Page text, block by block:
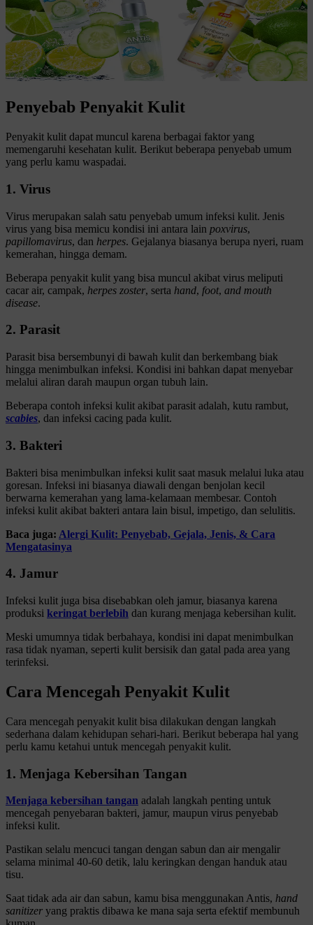
Penyebab Penyakit Kulit
Penyakit kulit dapat muncul karena berbagai faktor yang
memengaruhi kesehatan kulit. Berikut beberapa penyebab umum
yang perlu kamu waspadai.
1. Virus
Virus merupakan salah satu penyebab umum infeksi kulit. Jenis
virus yang bisa memicu kondisi ini antara lain poxvirus,
papillomavirus, dan herpes. Gejalanya biasanya berupa nyeri, ruam
kemerahan, hingga demam.
Beberapa penyakit kulit yang bisa muncul akibat virus meliputi
cacar air, campak, herpes zoster, serta hand, foot, and mouth
disease.
2. Parasit
Parasit bisa bersembunyi di bawah kulit dan berkembang biak
hingga menimbulkan infeksi. Kondisi ini bahkan dapat menyebar
melalui aliran darah maupun organ tubuh lain.
Beberapa contoh infeksi kulit akibat parasit adalah, kutu rambut,
scabies, dan infeksi cacing pada kulit.
3. Bakteri
Bakteri bisa menimbulkan infeksi kulit saat masuk melalui luka atau
goresan. Infeksi ini biasanya diawali dengan benjolan kecil
berwarna kemerahan yang lama-kelamaan membesar. Contoh
infeksi kulit akibat bakteri antara lain bisul, impetigo, dan selulitis.
Baca juga: Alergi Kulit: Penyebab, Gejala, Jenis, & Cara
Mengatasinya
4. Jamur
Infeksi kulit juga bisa disebabkan oleh jamur, biasanya karena
produksi keringat berlebih dan kurang menjaga kebersihan kulit.
Meski umumnya tidak berbahaya, kondisi ini dapat menimbulkan
rasa tidak nyaman, seperti kulit bersisik dan gatal pada area yang
terinfeksi.
Cara Mencegah Penyakit Kulit
Cara mencegah penyakit kulit bisa dilakukan dengan langkah
sederhana dalam kehidupan sehari-hari. Berikut beberapa hal yang
perlu kamu ketahui untuk mencegah penyakit kulit.
1. Menjaga Kebersihan Tangan
Menjaga kebersihan tangan adalah langkah penting untuk
mencegah penyebaran bakteri, jamur, maupun virus penyebab
infeksi kulit.
Pastikan selalu mencuci tangan dengan sabun dan air mengalir
selama minimal 40-60 detik, lalu keringkan dengan handuk atau
tisu.
Saat tidak ada air dan sabun, kamu bisa menggunakan Antis, hand
sanitizer yang praktis dibawa ke mana saja serta efektif membunuh